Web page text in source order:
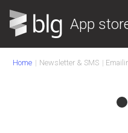
App
Home Newsletter & SMS